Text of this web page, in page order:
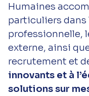
Humaines
particuliers
professionnelle,
externe, ainsi
recrutement et
innovants et à
solutions sur